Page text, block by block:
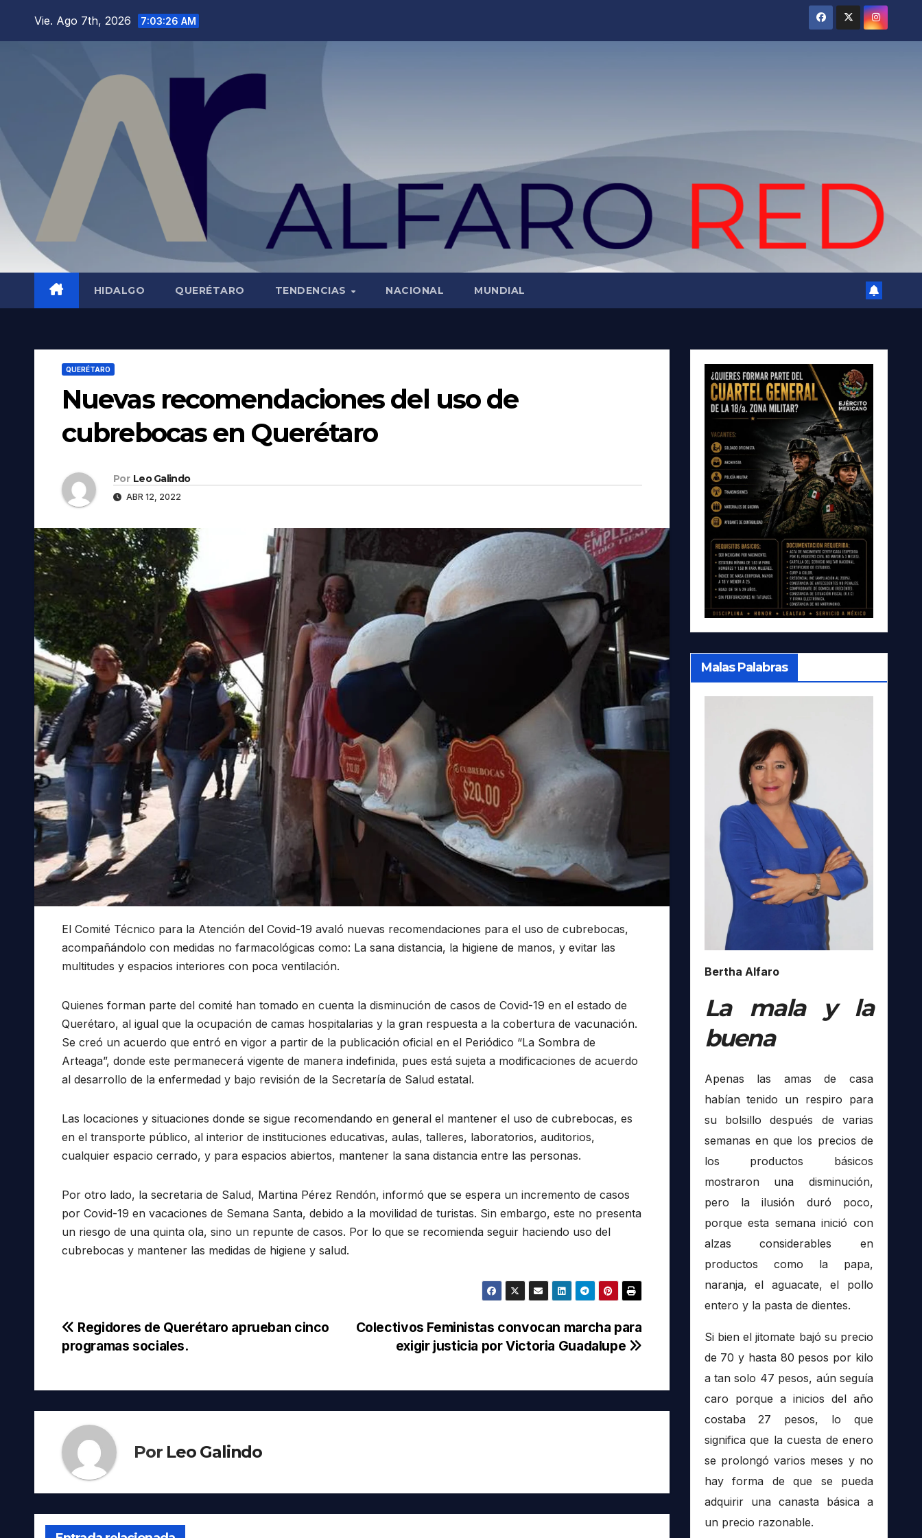
Vie. Ago 7th, 2026 7:03:28 AM
HIDALGO QUERÉTARO TENDENCIAS NACIONAL MUNDIAL
QUERÉTARO
Nuevas recomendaciones del uso de
cubrebocas en Querétaro
Por Leo Galindo
ABR 12, 2022
El Comité Técnico para la Atención del Covid-19 avaló nuevas recomendaciones para el uso de cubrebocas,
acompañándolo con medidas no farmacológicas como: La sana distancia, la higiene de manos, y evitar las
multitudes y espacios interiores con poca ventilación.
Quienes forman parte del comité han tomado en cuenta la disminución de casos de Covid-19 en el estado de
Querétaro, al igual que la ocupación de camas hospitalarias y la gran respuesta a la cobertura de vacunación.
Se creó un acuerdo que entró en vigor a partir de la publicación oficial en el Periódico “La Sombra de
Arteaga”, donde este permanecerá vigente de manera indefinida, pues está sujeta a modificaciones de acuerdo
al desarrollo de la enfermedad y bajo revisión de la Secretaría de Salud estatal.
Las locaciones y situaciones donde se sigue recomendando en general el mantener el uso de cubrebocas, es
en el transporte público, al interior de instituciones educativas, aulas, talleres, laboratorios, auditorios,
cualquier espacio cerrado, y para espacios abiertos, mantener la sana distancia entre las personas.
Por otro lado, la secretaria de Salud, Martina Pérez Rendón, informó que se espera un incremento de casos
por Covid-19 en vacaciones de Semana Santa, debido a la movilidad de turistas. Sin embargo, este no presenta
un riesgo de una quinta ola, sino un repunte de casos. Por lo que se recomienda seguir haciendo uso del
cubrebocas y mantener las medidas de higiene y salud.
Navegación
de
entradas
Colectivos Feministas convocan marcha para
exigir justicia por Victoria Guadalupe
Regidores de Querétaro aprueban cinco
programas sociales.
Por Leo Galindo
Malas Palabras
Bertha Alfaro
La mala y la
buena
Apenas las amas de casa
habían tenido un respiro para
su bolsillo después de varias
semanas en que los precios de
los productos básicos
mostraron una disminución,
pero la ilusión duró poco,
porque esta semana inició con
alzas considerables en
productos como la papa,
naranja, el aguacate, el pollo
entero y la pasta de dientes.
Si bien el jitomate bajó su precio
de 70 y hasta 80 pesos por kilo
a tan solo 47 pesos, aún seguía
caro porque a inicios del año
costaba 27 pesos, lo que
significa que la cuesta de enero
se prolongó varios meses y no
hay forma de que se pueda
adquirir una canasta básica a
un precio razonable.